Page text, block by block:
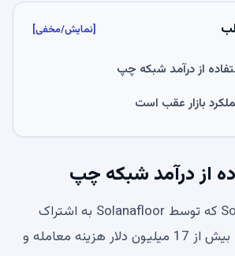
[نمایش/مخفی]
از درآمد شبکه چپ
بازار عقب است
از درآمد شبکه چپ
Solana که توسط Solanafloor به اشتراک
گذاشته شده است ، بیش از 17 میلیون دلار هزینه معامله و